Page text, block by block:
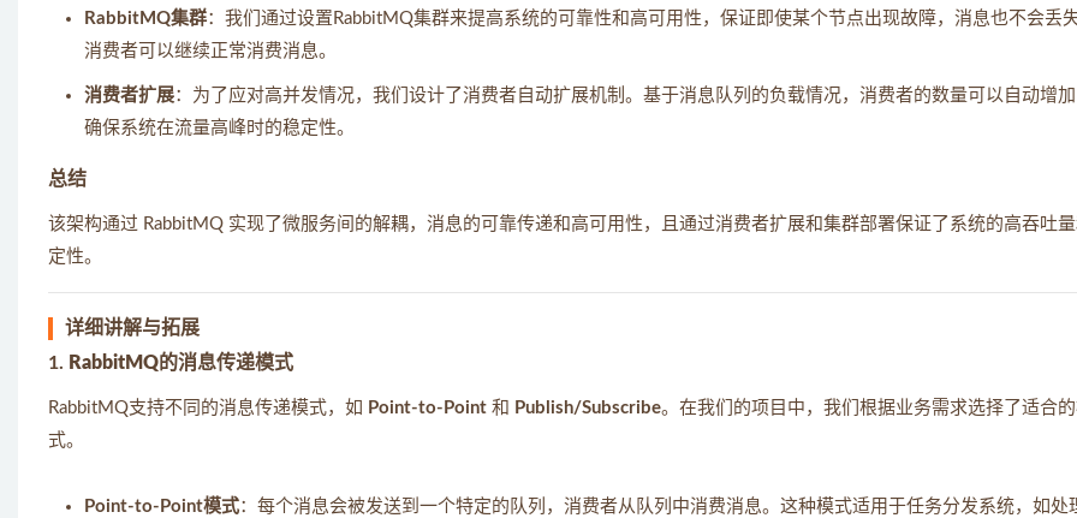
RabbitMQ集群：我们通过设置RabbitMQ集群来提高系统的可靠性和高可用性，保证即使某个节点出现故障，消息也不会丢
消费者可以继续正常消费消息。
消费者扩展：为了应对高并发情况，我们设计了消费者自动扩展机制。基于消息队列的负载情况，消费者的数量可以自动增
确保系统在流量高峰时的稳定性。
总结
该架构通过 RabbitMQ 实现了微服务间的解耦，消息的可靠传递和高可用性，且通过消费者扩展和集群部署保证了系统的高吞吐
定性。
详细讲解与拓展
1. RabbitMQ的消息传递模式
RabbitMQ支持不同的消息传递模式，如 Point-to-Point 和 Publish/Subscribe。在我们的项目中，我们根据业务需求选择了适合
式。
Point-to-Point模式：每个消息会被发送到一个特定的队列，消费者从队列中消费消息。这种模式适用于任务分发系统，如处